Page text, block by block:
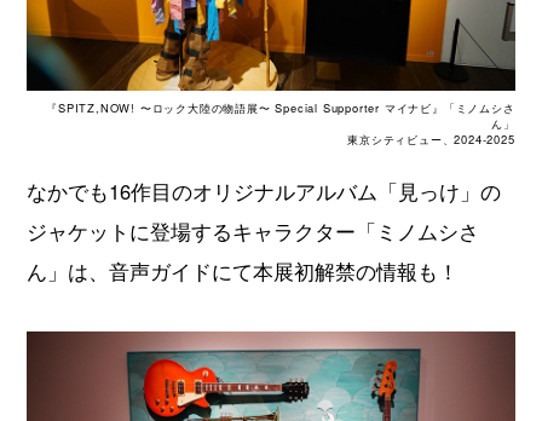
『SPITZ,NOW! 〜ロック大陸の物語展〜 Special Supporter マイナビ』「ミノムシさ
ん」
東京シティビュー、2024-2025
なかでも16作目のオリジナルアルバム「見っけ」の
ジャケットに登場するキャラクター「ミノムシさ
ん」は、音声ガイドにて本展初解禁の情報も！